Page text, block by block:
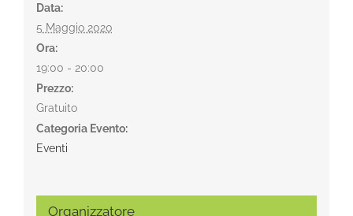
Data:
5 Maggio 2020
Ora:
19:00 - 20:00
Prezzo:
Gratuito
Categoria Evento:
Eventi
Organizzatore